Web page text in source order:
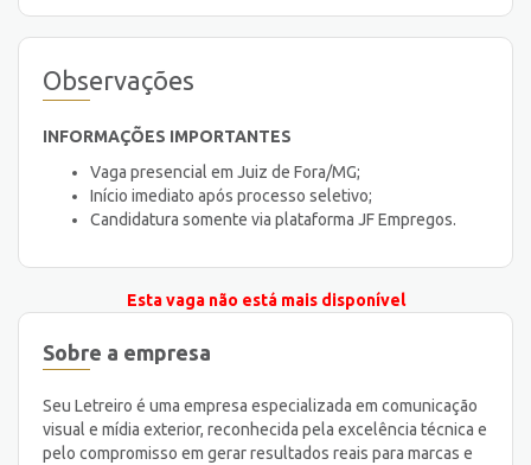
Observações
INFORMAÇÕES IMPORTANTES
Vaga presencial em Juiz de Fora/MG;
Início imediato após processo seletivo;
Candidatura somente via plataforma JF Empregos.
Esta vaga não está mais disponível
Sobre a empresa
Seu Letreiro é uma empresa especializada em comunicação
visual e mídia exterior, reconhecida pela excelência técnica e
pelo compromisso em gerar resultados reais para marcas e